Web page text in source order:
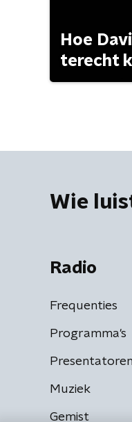
Hoe
terecht
Wie
Radio
Frequenties
Programma's
Presentatoren
Muziek
Gemist